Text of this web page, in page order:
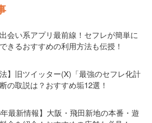
会い系アプリ最前線！セフレが簡単に
きるおすすめの利用方法も伝授！
法】旧ツイッター(X)「最強のセフレ化計
の取説は？おすすめ垢12選！
年最新情報】大阪・飛田新地の本番・遊